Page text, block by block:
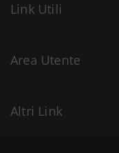
Link Utili
Area Utente
Altri Link